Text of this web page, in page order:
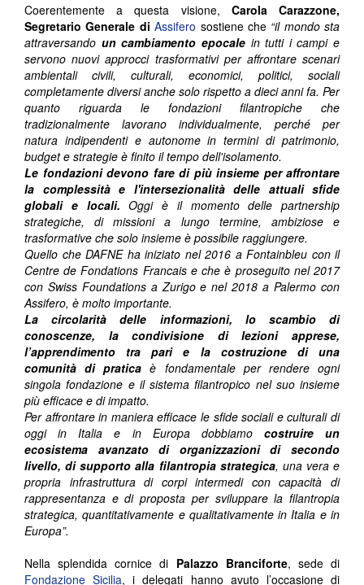
Coerentemente a questa visione, Carola Carazzone,
Segretario Generale diAssifero sostiene che “il mondo sta
attraversando un cambiamento epocalein tutti i campi e
servono nuovi approcci trasformativi per affrontare scenari
ambientali civili, culturali, economici, politici, sociali
completamente diversi anche solo rispetto a dieci anni fa. Per
quanto riguarda le fondazioni filantropiche che
tradizionalmente lavorano individualmente, perché per
natura indipendenti e autonome in termini di patrimonio,
budget e strategie è finito il tempo dell'isolamento.
Le fondazioni devono fare di più insieme per affrontare
la complessità e l'intersezionalità delle attuali sfide
globali e locali.Oggi è il momento delle partnership
strategiche, di missioni a lungo termine, ambiziose e
trasformative che solo insieme è possibile raggiungere.
Quello che DAFNE ha iniziato nel 2016 a Fontainbleu con il
Centre de Fondations Francais e che è proseguito nel 2017
con Swiss Foundations a Zurigo e nel 2018 a Palermo con
Assifero, è molto importante.
La circolarità delle informazioni, lo scambio di
conoscenze, la condivisione di lezioni apprese,
l’apprendimento tra pari e la costruzione di una
comunità di pratica è fondamentale per rendere ogni
singola fondazione e il sistema filantropico nel suo insieme
più efficace e di impatto.
Per affrontare in maniera efficace le sfide sociali e culturali di
oggi in Italia e in Europa dobbiamo costruire un
ecosistema avanzato di organizzazioni di secondo
livello, di supporto alla filantropia strategica, una vera e
propria infrastruttura di corpi intermedi con capacità di
rappresentanza e di proposta per sviluppare la filantropia
strategica, quantitativamente e qualitativamente in Italia e in
Europa”.
Nella splendida cornice di Palazzo Branciforte, sede di
Fondazione Sicilia, i delegati hanno avuto l’occasione di